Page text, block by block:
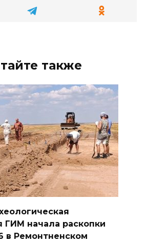
также
ГИМ начала раскопки
в Ремонтненском